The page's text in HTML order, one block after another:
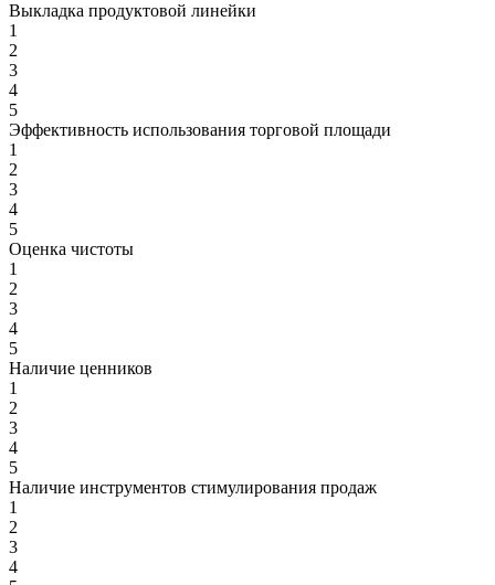
Выкладка продуктовой линейки
1
2
3
4
5
Эффективность использования торговой площади
1
2
3
4
5
Оценка чистоты
1
2
3
4
5
Наличие ценников
1
2
3
4
5
Наличие инструментов стимулирования продаж
1
2
3
4